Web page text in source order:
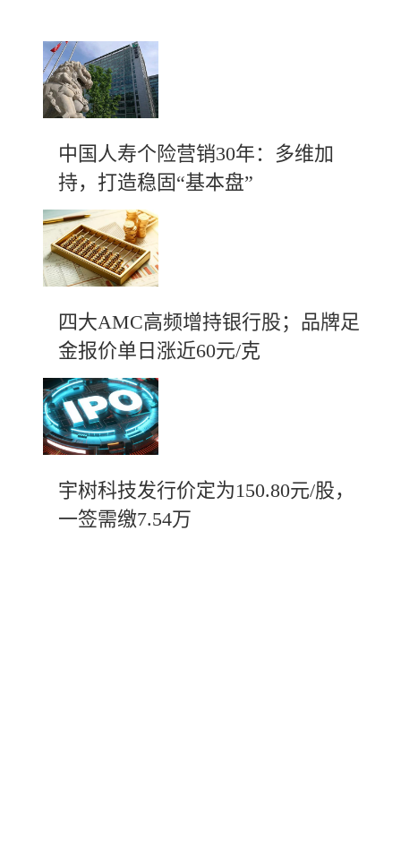
中国人寿个险营销30年：多维加
持，打造稳固“基本盘”
四大AMC高频增持银行股；品牌足
金报价单日涨近60元/克
宇树科技发行价定为150.80元/股，
一签需缴7.54万